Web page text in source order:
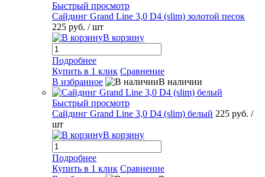
Быстрый просмотр
Сайдинг Grand Line 3,0 D4 (slim) золотой песок
225 руб. / шт
В корзину
Подробнее
Купить в 1 клик Сравнение
В избранное
В наличии
Быстрый просмотр
Сайдинг Grand Line 3,0 D4 (slim) белый 225 руб. /
шт
В корзину
Подробнее
Купить в 1 клик Сравнение